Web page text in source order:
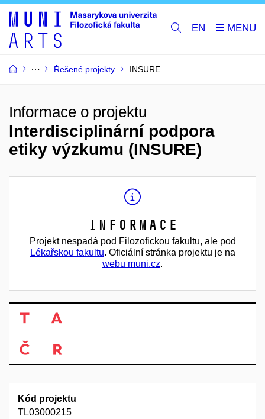
EN
Řešené projekty INSURE
Informace o projektu
Interdisciplinární podpora
etiky výzkumu (INSURE)
Informace
Projekt nespadá pod Filozofickou fakultu, ale pod
Lékařskou fakultu. Oficiální stránka projektu je na
webu muni.cz.
Kód projektu
TL03000215